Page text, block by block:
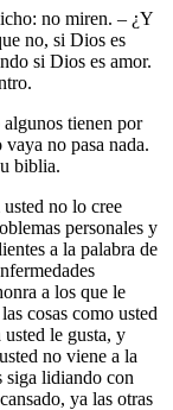
no miren. – ¿Y
no, si Dios es
si Dios es amor.
tienen por
no pasa nada.
biblia.
usted no lo cree
personales y
a la palabra de
a los que le
cosas como usted
le gusta, y
no viene a la
siga lidiando con
ya las otras